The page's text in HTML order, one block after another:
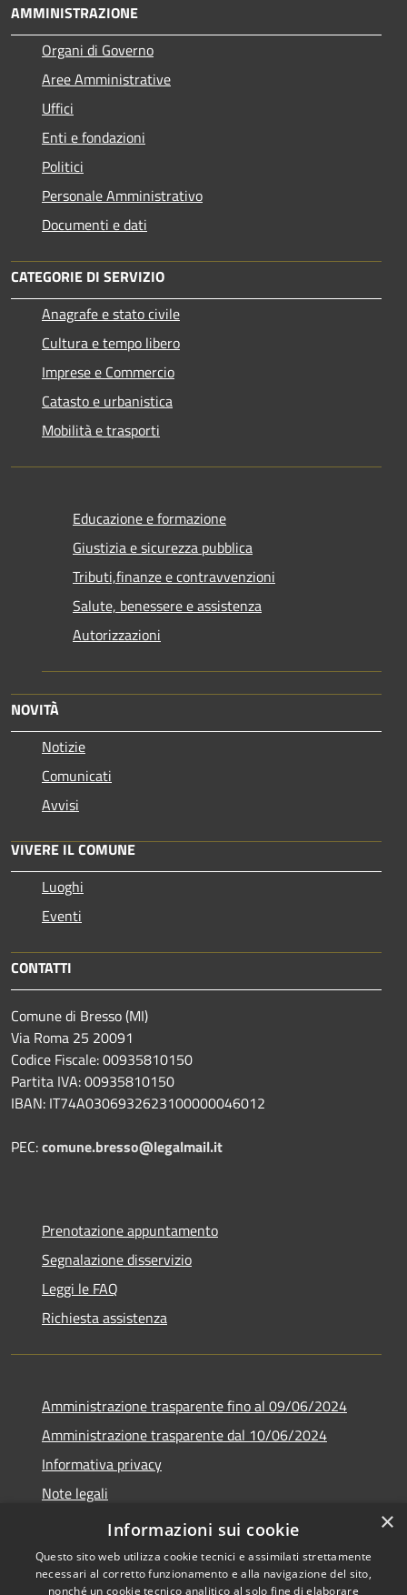
AMMINISTRAZIONE
Organi di Governo
Aree Amministrative
Uffici
Enti e fondazioni
Politici
Personale Amministrativo
Documenti e dati
CATEGORIE DI SERVIZIO
Anagrafe e stato civile
Cultura e tempo libero
Imprese e Commercio
Catasto e urbanistica
Mobilità e trasporti
Educazione e formazione
Giustizia e sicurezza pubblica
Tributi,finanze e contravvenzioni
Salute, benessere e assistenza
Autorizzazioni
NOVITÀ
Notizie
Comunicati
Avvisi
VIVERE IL COMUNE
Luoghi
Eventi
CONTATTI
Comune di Bresso (MI)
Via Roma 25 20091
Codice Fiscale: 00935810150
Partita IVA: 00935810150
IBAN: IT74A0306932623100000046012
PEC:comune.bresso@legalmail.it
Prenotazione appuntamento
Segnalazione disservizio
Leggi le FAQ
Richiesta assistenza
Amministrazione trasparente fino al 09/06/2024
Amministrazione trasparente dal 10/06/2024
Informativa privacy
Note legali
Dichiarazione di accessibilità
×
Informazioni sui cookie
Questo sito web utilizza cookie tecnici e assimilati strettamente
necessari al corretto funzionamento e alla navigazione del sito,
nonché un cookie tecnico analitico al solo fine di elaborare